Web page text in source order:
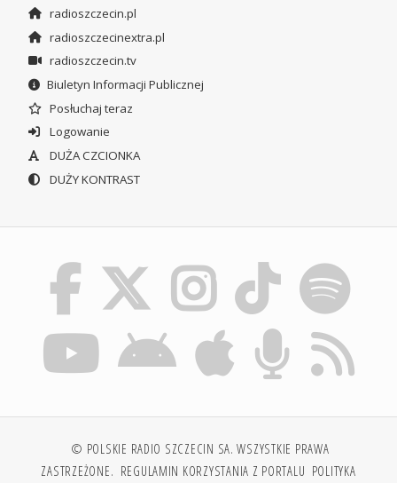
radioszczecin.pl
radioszczecinextra.pl
radioszczecin.tv
Biuletyn Informacji Publicznej
Posłuchaj teraz
Logowanie
DUŻA CZCIONKA
DUŻY KONTRAST
© POLSKIE RADIO SZCZECIN SA. WSZYSTKIE PRAWA
ZASTRZEŻONE. REGULAMIN KORZYSTANIA Z PORTALU POLITYKA